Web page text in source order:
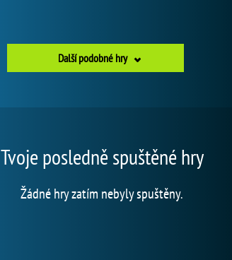
Další podobné hry
Tvoje posledně spuštěné hry
Žádné hry zatím nebyly spuštěny.